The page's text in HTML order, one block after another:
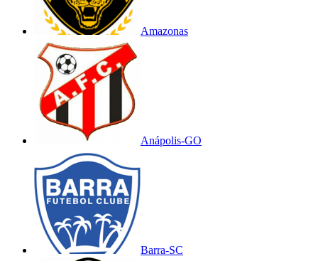
Amazonas
Anápolis-GO
Barra-SC